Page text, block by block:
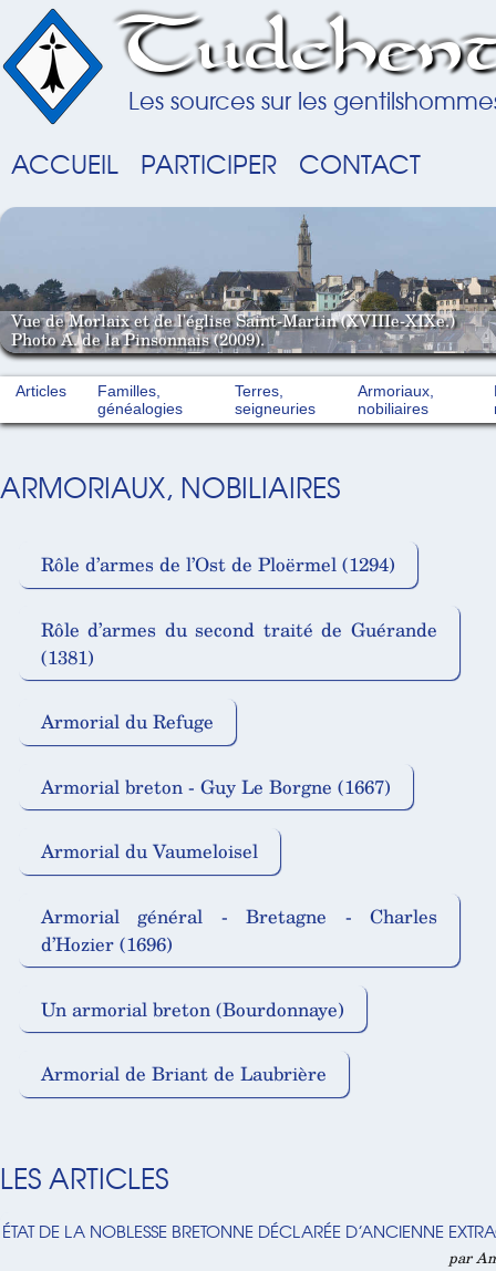
Les sources sur les
ACCUEIL PARTICIPER CONTACT
Vue de Morlaix et de l'église Saint-Martin (XVIIIe-XIXe.)
Photo A. de la Pinsonnais (2009).
Articles
Familles,
généalogies
Terres,
seigneuries
Armoriaux,
nobiliaires
ARMORIAUX, NOBILIAIRES
Rôle d’armes de l’Ost de Ploërmel (1294)
Rôle d’armes du second traité de Guérande
(1381)
Armorial du Refuge
Armorial breton - Guy Le Borgne (1667)
Armorial du Vaumeloisel
Armorial général - Bretagne - Charles
d’Hozier (1696)
Un armorial breton (Bourdonnaye)
Armorial de Briant de Laubrière
LES ARTICLES
ÉTAT DE LA NOBLESSE BRETONNE DÉCLARÉE D’ANCIENNE
par